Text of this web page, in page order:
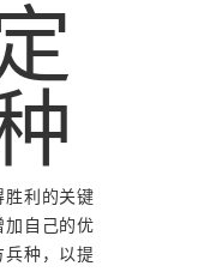
利的关键
自己的优
种，以提